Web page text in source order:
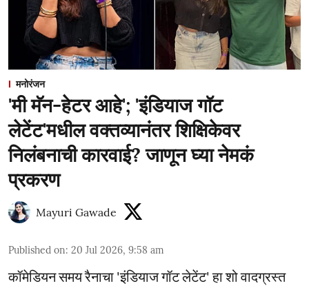
मनोरंजन
'मी मॅन-हेटर आहे'; 'इंडियाज गॉट
लेटेंट'मधील वक्तव्यानंतर शिक्षिकेवर
निलंबनाची कारवाई? जाणून घ्या नेमकं
प्रकरण
Mayuri Gawade
Published on: 20 Jul 2026, 9:58 am
कॉमेडियन समय रैनाचा 'इंडियाज गॉट लेटेंट' हा शो वादग्रस्त